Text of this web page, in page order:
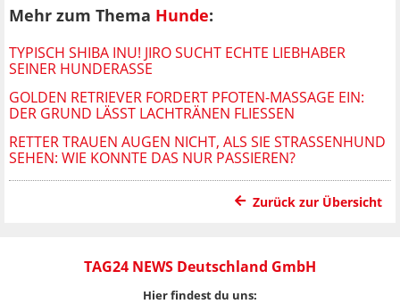
Mehr zum Thema Hunde:
TYPISCH SHIBA INU! JIRO SUCHT ECHTE LIEBHABER
SEINER HUNDERASSE
GOLDEN RETRIEVER FORDERT PFOTEN-MASSAGE EIN:
DER GRUND LÄSST LACHTRÄNEN FLIESSEN
RETTER TRAUEN AUGEN NICHT, ALS SIE STRASSENHUND S
EHEN: WIE KONNTE DAS NUR PASSIEREN?
Zurück zur Übersicht
TAG24 NEWS Deutschland GmbH
Hier findest du uns: